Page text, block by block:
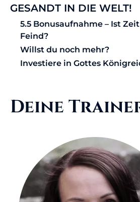
GESANDT IN DIE WELT!
5.5 Bonusaufnahme – Ist
Feind?
Willst du noch mehr?
Investiere in Gottes
Deine